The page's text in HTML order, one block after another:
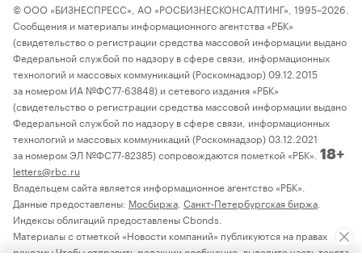
© ООО «БИЗНЕСПРЕСС», АО «РОСБИЗНЕСКОНСАЛТИНГ», 1995–2026.
Сообщения и материалы информационного агентства «РБК»
(свидетельство о регистрации средства массовой информации выдано
Федеральной службой по надзору в сфере связи, информационных
технологий и массовых коммуникаций (Роскомнадзор) 09.12.2015
за номером ИА №ФС77-63848) и сетевого издания «РБК»
(свидетельство о регистрации средства массовой информации выдано
Федеральной службой по надзору в сфере связи, информационных
технологий и массовых коммуникаций (Роскомнадзор) 03.12.2021
за номером ЭЛ №ФС77-82385) сопровождаются пометкой «РБК». 18+
letters@rbc.ru
Владельцем сайта является информационное агентство «РБК».
Данные предоставлены: Мосбиржа Санкт-Петербургская биржа
Индексы облигаций предоставлены Cbonds.
Материалы с отметкой «Новости компаний» публикуются на правах
рекламы Чтобы отправить редакции сообщение, выделите часть текста